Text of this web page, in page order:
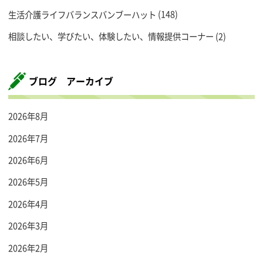
生活介護ライフバランスバンブーハット (148)
相談したい、学びたい、体験したい、情報提供コーナー (2)
ブログ アーカイブ
2026年8月
2026年7月
2026年6月
2026年5月
2026年4月
2026年3月
2026年2月